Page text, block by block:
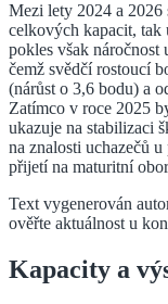
Mezi lety 2024 a 2026
celkových kapacit, tak
pokles však
čemž svědčí rostoucí
(nárůst o 3,6 bodu) a
Zatímco v roce 2025
ukazuje na stabilizaci
na znalosti uchazečů
přijetí na maturitní
Text vygenerován
ověřte aktuálnost u
Kapacity a